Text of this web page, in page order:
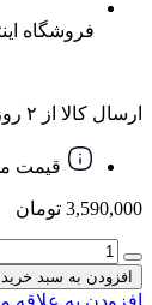
فروشگاه
ارسال کالا از ۲ روز کاری دیگر
قیمت
3,590,000 تومان
مینی
کیبورد
و
افزودن به سبد خرید